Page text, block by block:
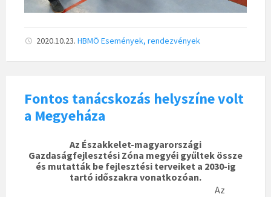
2020.10.23. HBMÖ Események, rendezvények
Fontos tanácskozás helyszíne volt
a Megyeháza
Az Északkelet-magyarországi
Gazdaságfejlesztési Zóna megyéi gyűltek össze
és mutatták be fejlesztési terveiket a 2030-ig
tartó időszakra vonatkozóan.
Az